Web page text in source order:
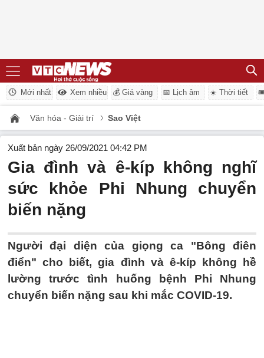
Mới nhất Xem nhiều 💰 Giá vàng 📅 Lịch âm ☀️ Thời tiết
Văn hóa - Giải trí Sao Việt
Xuất bản ngày 26/09/2021 04:42 PM
Gia đình và ê-kíp không nghĩ
sức khỏe Phi Nhung chuyển
biến nặng
Người đại diện của giọng ca "Bông điên
điển" cho biết, gia đình và ê-kíp không hề
lường trước tình huống bệnh Phi Nhung
chuyển biến nặng sau khi mắc COVID-19.